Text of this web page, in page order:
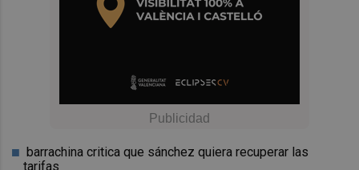
barrachina critica que sánchez quiera recuperar las
tarifas